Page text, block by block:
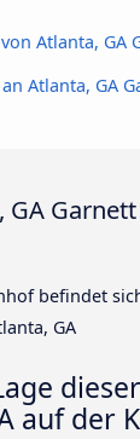
Atlanta, GA
Atlanta, GA
GA
befindet
GA
auf der